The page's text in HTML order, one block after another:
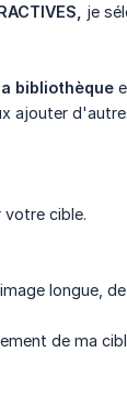
je
bibliothèque
ajouter
votre cible.
longue,
de ma